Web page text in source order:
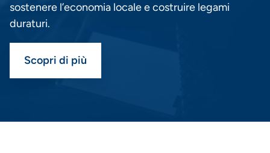
sostenere l’economia locale e costruire legami
duraturi.
Scopri di più